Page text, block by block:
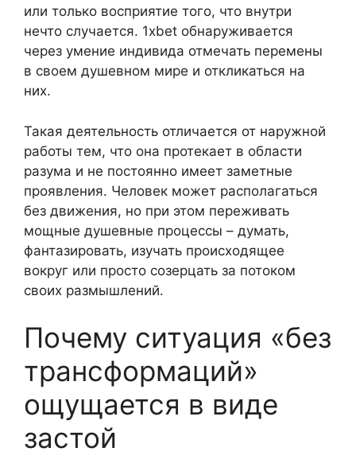
или только восприятие того, что внутри
нечто случается. 1xbet обнаруживается
через умение индивида отмечать перемены
в своем душевном мире и откликаться на
них.
Такая деятельность отличается от наружной
работы тем, что она протекает в области
разума и не постоянно имеет заметные
проявления. Человек может располагаться
без движения, но при этом переживать
мощные душевные процессы – думать,
фантазировать, изучать происходящее
вокруг или просто созерцать за потоком
своих размышлений.
Почему ситуация «без
трансформаций»
ощущается в виде
застой